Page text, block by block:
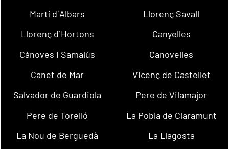
Martí d´Albars
Llorenç Savall
Llorenç d´Hortons
Canyelles
Cànoves i Samalús
Canovelles
Canet de Mar
Vicenç de Castellet
Salvador de Guardiola
Pere de Vilamajor
Pere de Torelló
La Pobla de Claramunt
La Nou de Berguedà
La Llagosta